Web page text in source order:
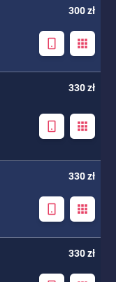
300 zł
330 zł
330 zł
330 zł